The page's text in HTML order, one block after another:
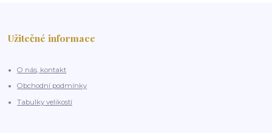
Užitečné informace
O nás, kontakt
Obchodní podmínky
Tabulky velikostí